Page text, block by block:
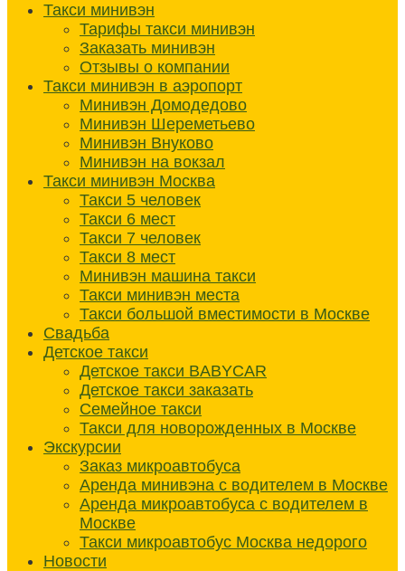
Такси минивэн
Тарифы такси минивэн
Заказать минивэн
Отзывы о компании
Такси минивэн в аэропорт
Минивэн Домодедово
Минивэн Шереметьево
Минивэн Внуково
Минивэн на вокзал
Такси минивэн Москва
Такси 5 человек
Такси 6 мест
Такси 7 человек
Такси 8 мест
Минивэн машина такси
Такси минивэн места
Такси большой вместимости в Москве
Свадьба
Детское такси
Детское такси BABYCAR
Детское такси заказать
Семейное такси
Такси для новорожденных в Москве
Экскурсии
Заказ микроавтобуса
Аренда минивэна с водителем в Москве
Аренда микроавтобуса с водителем в
Москве
Такси микроавтобус Москва недорого
Новости